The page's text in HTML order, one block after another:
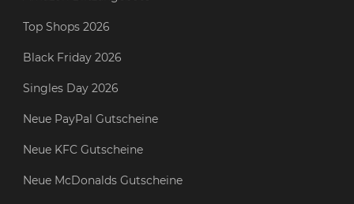
Top Shops 2026
Black Friday 2026
Singles Day 2026
Neue PayPal Gutscheine
Neue KFC Gutscheine
Neue McDonalds Gutscheine